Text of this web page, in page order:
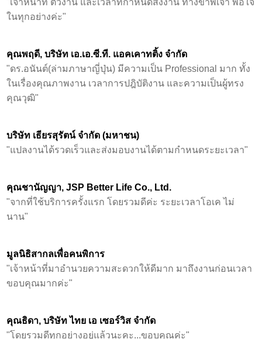
"เจ้าหน้าที่ ตัวงาน และเวลาที่กำหนดส่งงาน ทางข้าพเจ้า พอใจ
ในทุกอย่างค่ะ"
คุณพฤดี, บริษัท เอ.เอ.ซี.ที. แอคเคาทติ้ง จำกัด
"ดร.อนันต์(ล่ามภาษาญี่ปุ่น) มีความเป็น Professional มาก ทั้ง
ในเรื่องคุณภาพงาน เวลาการปฎิบัติงาน และความเป็นผู้ทรง
คุณวุฒิ"
บริษัท เธียรสุรัตน์ จำกัด (มหาชน)
"แปลงานได้รวดเร็วและส่งมอบงานได้ตามกำหนดระยะเวลา"
คุณชานัญญา, JSP Better Life Co., Ltd.
"จากที่ใช้บริการครั้งแรก โดยรวมดีค่ะ ระยะเวลาโอเค ไม่
นาน"
มูลนิธิสากลเพื่อคนพิการ
"เจ้าหน้าที่มาอำนวยความสะดวกให้ดีมาก มาถึงงานก่อนเวลา
ขอบคุณมากค่ะ"
คุณธิดา, บริษัท ไทย เอ เซอร์วิส จำกัด
"โดยรวมดีทุกอย่างอยู่แล้วนะคะ...ขอบคุณค่ะ"